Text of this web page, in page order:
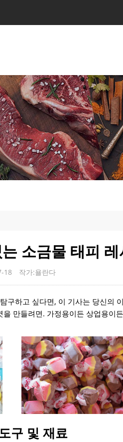
소금물 태피 레
18 작가:욜란다
하고 싶다면, 이 기사는 당신의
을 만들려면. 가정용이든 상업용이
구 및 재료